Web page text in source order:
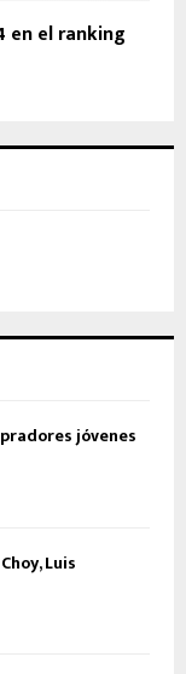
en el ranking
jóvenes
Luis